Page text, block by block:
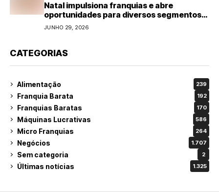
Natal impulsiona franquias e abre
oportunidades para diversos segmentos
do varejo
JUNHO 29, 2026
CATEGORIAS
Alimentação 239
Franquia Barata 192
Franquias Baratas 170
Máquinas Lucrativas 586
Micro Franquias 264
Negócios 1.707
Sem categoria 2
Últimas notícias 1.325